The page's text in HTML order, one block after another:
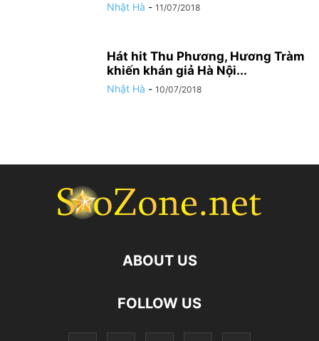
Nhật Hà - 11/07/2018
Hát hit Thu Phương, Hương Tràm
khiến khán giả Hà Nội...
Nhật Hà - 10/07/2018
ABOUT US
FOLLOW US